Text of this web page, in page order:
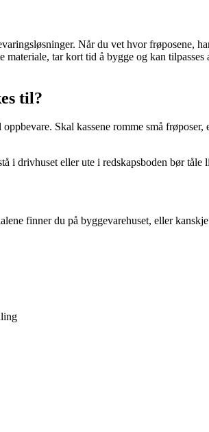
Når du vet hvor frøposene,
materiale, tar kort tid å bygge og kan
til?
Skal kassene romme små
i drivhuset eller ute i redskapsboden bør
finner du på byggevarehuset, eller